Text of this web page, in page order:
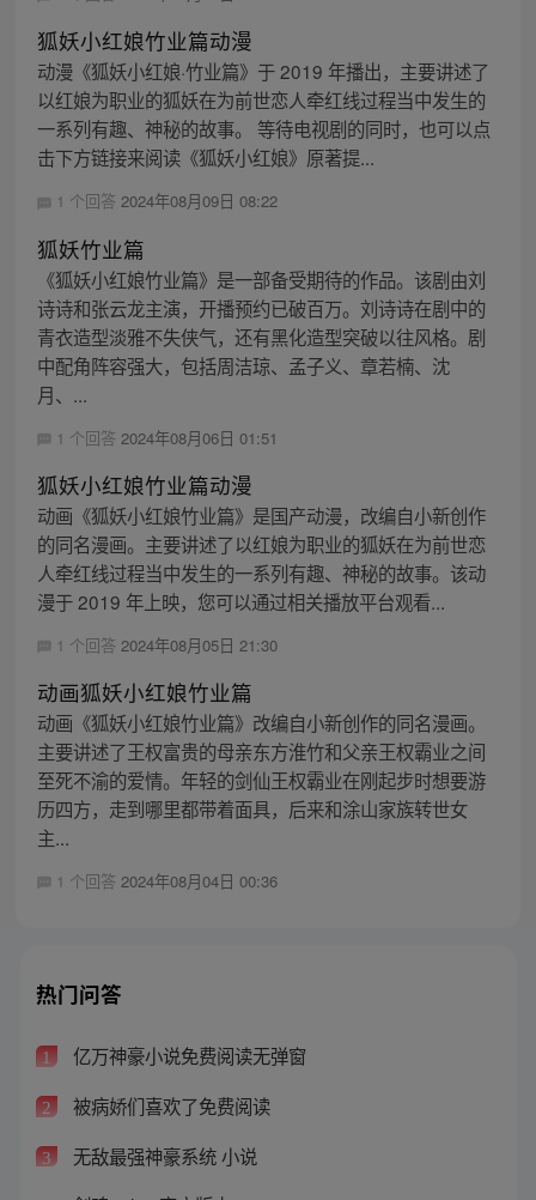
狐妖小红娘竹业篇动漫
动漫《狐妖小红娘·竹业篇》于 2019 年播出，主要讲述了
以红娘为职业的狐妖在为前世恋人牵红线过程当中发生的
一系列有趣、神秘的故事。 等待电视剧的同时，也可以点
击下方链接来阅读《狐妖小红娘》原著提...
1 个回答 2024年08月09日 08:22
狐妖竹业篇
《狐妖小红娘竹业篇》是一部备受期待的作品。该剧由刘
诗诗和张云龙主演，开播预约已破百万。刘诗诗在剧中的
青衣造型淡雅不失侠气，还有黑化造型突破以往风格。剧
中配角阵容强大，包括周洁琼、孟子义、章若楠、沈
月、...
1 个回答 2024年08月06日 01:51
狐妖小红娘竹业篇动漫
动画《狐妖小红娘竹业篇》是国产动漫，改编自小新创作
的同名漫画。主要讲述了以红娘为职业的狐妖在为前世恋
人牵红线过程当中发生的一系列有趣、神秘的故事。该动
漫于 2019 年上映，您可以通过相关播放平台观看...
1 个回答 2024年08月05日 21:30
动画狐妖小红娘竹业篇
动画《狐妖小红娘竹业篇》改编自小新创作的同名漫画。
主要讲述了王权富贵的母亲东方淮竹和父亲王权霸业之间
至死不渝的爱情。年轻的剑仙王权霸业在刚起步时想要游
历四方，走到哪里都带着面具，后来和涂山家族转世女
主...
1 个回答 2024年08月04日 00:36
热门问答
1 亿万神豪小说免费阅读无弹窗
2 被病娇们喜欢了免费阅读
3 无敌最强神豪系统 小说